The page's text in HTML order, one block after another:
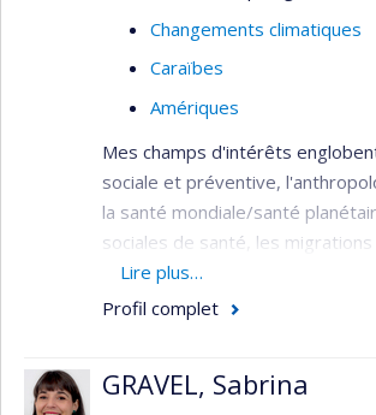
Changements climatiques
Caraïbes
Amériques
Mes champs d'intérêts
sociale et préventive,
la santé mondiale/santé
sociales de santé, les migrations
le racisme, le changement
Caraïbes. Ceux-ci découlent tant
publique et sciences humaines/
Lire plus…
Profil complet
GRAVEL, Sabrina